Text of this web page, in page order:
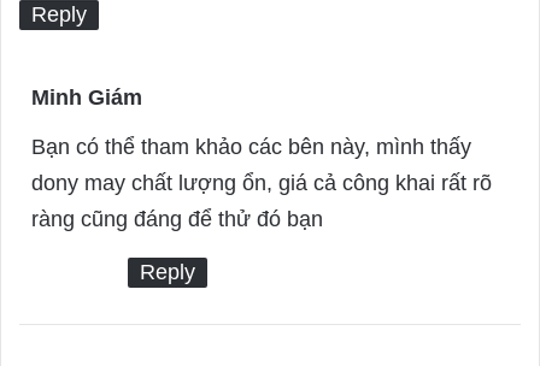
Reply
Minh Giám
a
y
s
Bạn có thể tham khảo các bên này, mình thấy
dony may chất lượng ổn, giá cả công khai rất rõ
ràng cũng đáng để thử đó bạn
Reply